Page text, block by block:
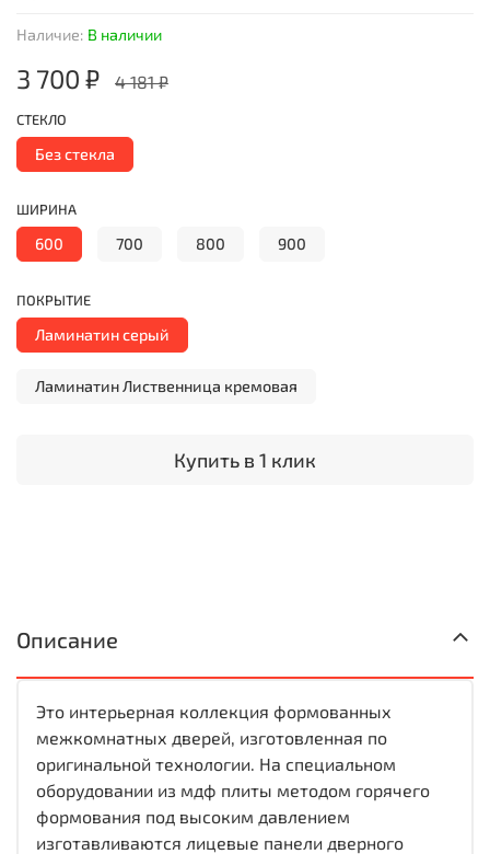
Наличие: В наличии
3 700 ₽ 4 181 ₽
Купить в 1 клик
СТЕКЛО
Без стекла
ШИРИНА
600 700 800 900
ПОКРЫТИЕ
Ламинатин серый
Ламинатин Лиственница кремовая
Описание
Это интерьерная коллекция формованных
межкомнатных дверей, изготовленная по
оригинальной технологии. На специальном
оборудовании из мдф плиты методом горячего
формования под высоким давлением
изготавливаются лицевые панели дверного